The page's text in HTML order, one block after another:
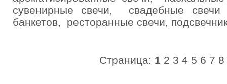
сувенирные свечи, свадебные
банкетов, ресторанные свечи,
Страница: 1 2 3 4 5 6 7 8